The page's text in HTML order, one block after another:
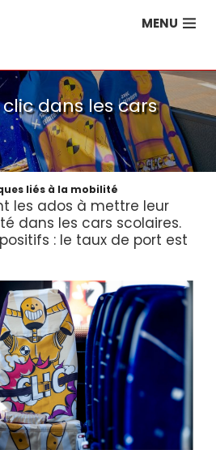
MENU
dans les cars
liés à la mobilité
les ados à mettre leur
dans les cars scolaires.
: le taux de port est